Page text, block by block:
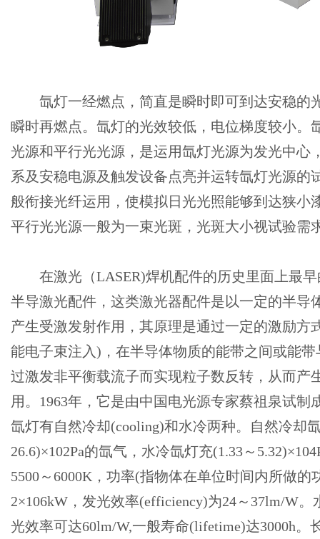
氙灯一经燃点，简直是瞬时即可到达安稳的
瞬时再燃点。氙灯的光效较低，电位梯度较小。
光源和平行光光源，是运用氙灯光源为发光中心
系及安稳电源及触发设备点亮并运转氙灯光源的
般衔接光纤运用，使模拟日光光照能够到达狭小
平行光光源一般为一束光斑，光斑大小视试验需
在激光（LASER)焊机配件的历史里面上最早
半导激光配件，这类激光器配件是以一定的半导
产生受激发射作用，其原理是通过一定的激励方
能电子束注入)，在半导体物质的能带之间或能
过激发非平衡载流子而实现粒子数反转，从而产
用。1963年，它是由中国电光源专家蔡祖泉试制
氙灯有自然冷却(cooling)和水冷两种。自然冷却
26.6)×102Pa的氙气，水冷氙灯充(1.33～
5500～6000K，功率(指物体在单位时间内所做的
2×106kW，发光效率(efficiency)为24～37lm/W
光效率可达60lm/W,一般寿命(lifetime)达3000h。